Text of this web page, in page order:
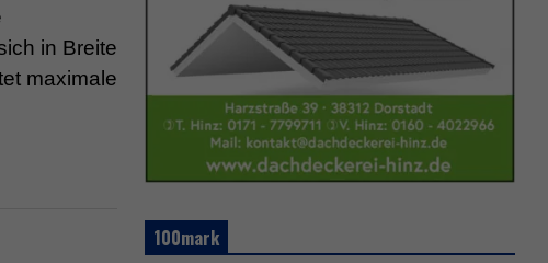
in Breite
maximale
100mark